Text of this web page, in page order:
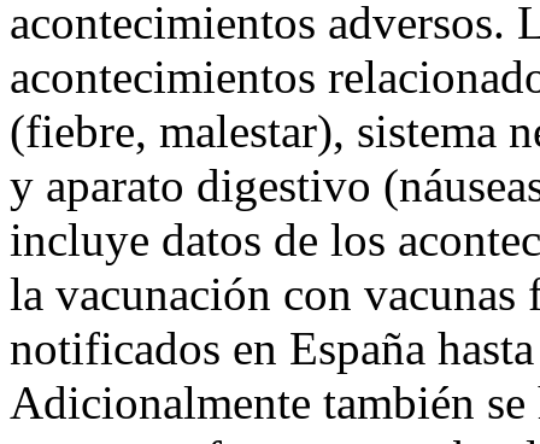
acontecimientos adversos.
acontecimientos
(fiebre, malestar), sistema
y aparato digestivo
incluye datos de los
la vacunación con
notificados en España
Adicionalmente también se